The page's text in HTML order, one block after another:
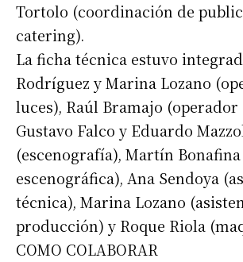
Tortolo (coordinación de
catering).
La ficha técnica estuvo
Rodríguez y Marina Lozano
luces), Raúl Bramajo (operador
Gustavo Falco y Eduardo
(escenografía), Martín
escenográfica), Ana Sendoya
técnica), Marina Lozano
producción) y Roque Riola
COMO COLABORAR